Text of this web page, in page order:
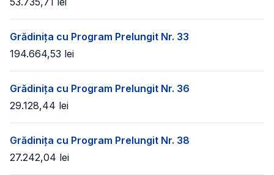
Grădinița cu Program Prelungit Nr. 33
194.664,53 lei
Grădinița cu Program Prelungit Nr. 36
29.128,44 lei
Grădinița cu Program Prelungit Nr. 38
27.242,04 lei